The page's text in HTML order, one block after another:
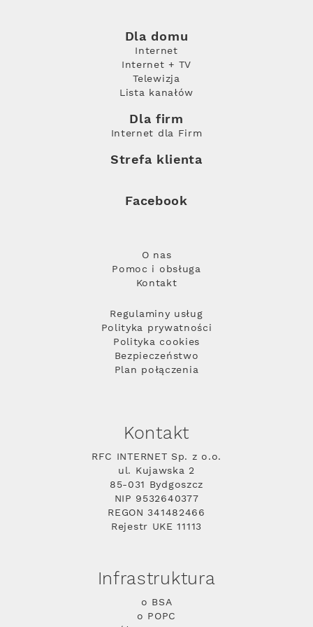
Dla domu
Internet
Internet + TV
Telewizja
Lista kanałów
Dla firm
Internet dla Firm
Strefa klienta
Facebook
O nas
Pomoc i obsługa
Kontakt
Regulaminy usług
Polityka prywatności
Polityka cookies
Bezpieczeństwo
Plan połączenia
Kontakt
RFC INTERNET Sp. z o.o.
ul. Kujawska 2
85-031 Bydgoszcz
NIP 9532640377
REGON 341482466
Rejestr UKE 11113
Infrastruktura
o BSA
o POPC